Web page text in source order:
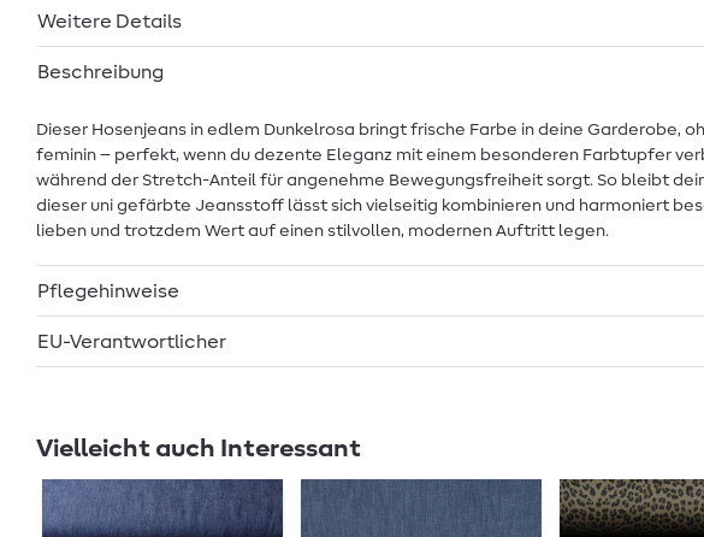
Weitere Details
Beschreibung
Dieser Hosenjeans in edlem Dunkelrosa bringt frische Farbe in deine Garderobe,
feminin – perfekt, wenn du dezente Eleganz mit einem besonderen Farbtupfer
während der Stretch-Anteil für angenehme Bewegungsfreiheit sorgt. So bleibt
dieser uni gefärbte Jeansstoff lässt sich vielseitig kombinieren und harmoniert
lieben und trotzdem Wert auf einen stilvollen, modernen Auftritt legen.
Pflegehinweise
EU-Verantwortlicher
Vielleicht auch Interessant